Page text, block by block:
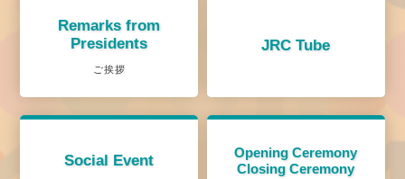
Remarks from
Presidents
ご挨拶
JRC Tube
Social Event
Opening Ceremony
Closing Ceremony